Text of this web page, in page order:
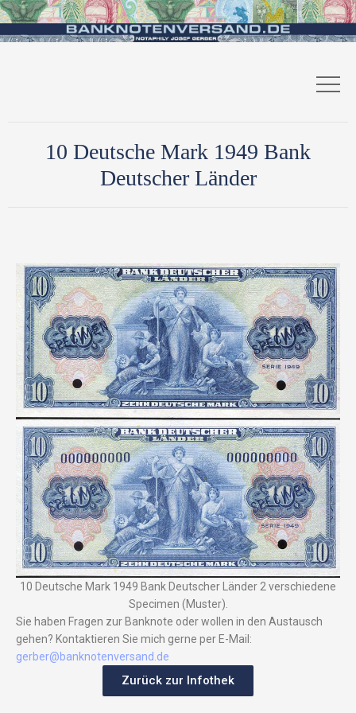
10 Deutsche Mark 1949 Bank
Deutscher Länder
10 Deutsche Mark 1949 Bank Deutscher Länder 2 verschiedene
Specimen (Muster).
Sie haben Fragen zur Banknote oder wollen in den Austausch
gehen? Kontaktieren Sie mich gerne per E-Mail:
gerber@banknotenversand.de
Zurück zur Infothek